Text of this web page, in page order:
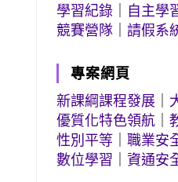
學習紀錄
自主學
競賽營隊 ｜請假系
專案網頁
新課綱課程發展
優質化特色領航 ｜
性別平等 ｜職業安
數位學習 ｜資通安